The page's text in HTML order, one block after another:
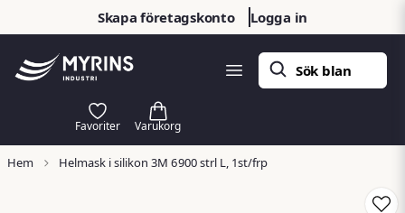
Skapa företagskonto Logga in
Hem Helmask i silikon 3M 6900 strl L, 1st/frp